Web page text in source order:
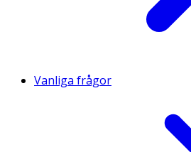
Vanliga frågor